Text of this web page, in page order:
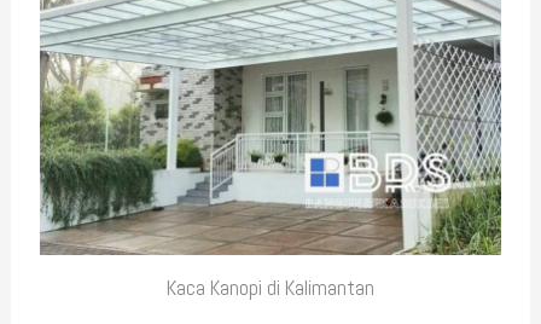
Kaca Kanopi di Kalimantan